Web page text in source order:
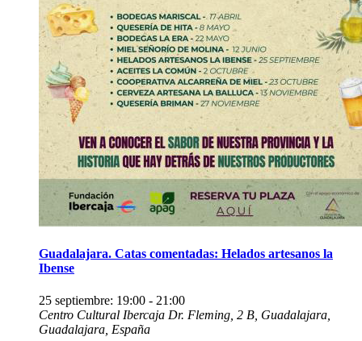
Guadalajara. Catas comentadas: Helados artesanos la
Ibense
25 septiembre: 19:00 - 21:00
Centro Cultural Ibercaja Dr. Fleming, 2 B, Guadalajara,
Guadalajara, España